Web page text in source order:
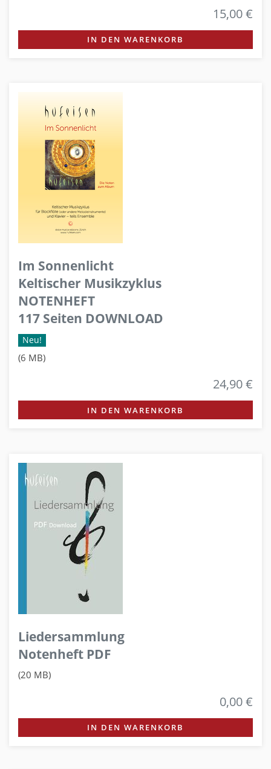
15,00 €
IN DEN WARENKORB
Im Sonnenlicht
Keltischer Musikzyklus
NOTENHEFT
117 Seiten DOWNLOAD
Neu!
(6 MB)
24,90 €
IN DEN WARENKORB
Liedersammlung
Notenheft PDF
(20 MB)
0,00 €
IN DEN WARENKORB